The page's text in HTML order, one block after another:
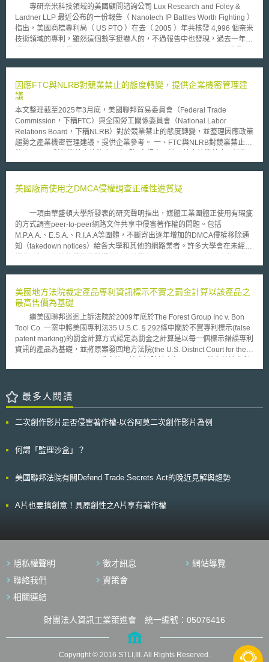
專研奈米科技領域的美國顧問諮詢公司 Lux Research and Foley &
Lardner LLP 最近公布的一份報告（ Nanotech IP Battles Worth Fighting ）
指出，美國商標專利局（ US PTO ）在去（ 2005 ）年共核發 4,996 個奈米
技術領域的專利，雖然這個數字挺嚇人的，不過報告中也發現，過去一年取
率，少了許多。然報告指出， 取得奈米專利保護的成長趨緩並不表示投入
請案數字其實成長了 52 ％。而 US PTO 奈米專利的核發率成長有限的原
因，主要是因為申請人所主張的保護範圍交疊重複（ overlapping claims
），使 US PTO 審查奈米專利所需的時間，相較於其他技術領域來得更長，
平均而言，目前 US PTO 核發一項奈米專利所需的審查時間竟高達四年。
這項報告總共檢視了 2,738 個專利，涵蓋七類申請領域共計 52,148 個
權利範圍的主張。報告總結，在電子領域中有關 carbon nanotube 及
quantum dot 之專利申請案，多數為脆弱的專利主張，有面臨法律訴訟的高
場潛力極大，故報告建議投入於專利搜尋或佈局之檢視，乃必要之成本。此
用也極具發展潛力，並預期奈米電線（ Nanowires ）於電 子領域之應用將
在奈米技術市場。所謂的 patent trolls 是指企業寧願花錢收購專利並透過授
權收取權利金，也不願意自行投入研發的一種決策模式，此類企業通常是不
負責實際商品交易的控股公司。
因應FTC與NLRB對競業禁止的態度轉變，提供企業機密管理建
議
本文整理截至2025年3月底，美國聯邦貿易委員會（Federal Trade
Commission，下稱FTC）與全國勞工關係委員會（National Labor
Relations Board，下稱NLRB）對於競業禁止的態度轉變，並整理因應政策
趨勢之產業機密管理建議，提供企業參考。 一、FTC與NLRB對競業禁止的
「針對不合理的競業禁止進行個案調查」 （1）由Lina Khan（前FTC主
本的規定（以下稱「最終規定」）。最終規定要求大部分情況下，禁止企業
Tree Services, LLC v. FTC案，賓州法院於2024年7月同意FTC有權禁止其
認為屬於不公平競爭的行為（競業禁止）；而在另外兩案結果則相反，在
Properties of the Villages, Inc. v. FTC案，佛州法院於2024年8月認定訴訟
原告（房地產開發商）不受FTC最終規定的影響；而Ryan LLC v. FTC案，
2024年7月德州法院更以FTC之立法範圍逾越其職權為由，於全國範圍認定
進展為，由Andrew Ferguson（現任FTC主席）主導的FTC，於2025年3月
（appeal in abeyance for 120 days）」。動議均已獲法院批准。 （2）此
外，FTC現任主席於2025年2月26日宣布成立「聯合勞動力工作小組（Joint
Labor Task Force）」，並發布備忘錄說明FTC將繼續關注反競爭行為，例
如：公司與員工間的競業禁止契約、公司間互不招攬（人才）契約等。
即，可見FTC態度由「原則上禁止簽訂競業禁止契約」，轉為「依個案起訴
其認為不合理的競業禁止契約」。 2. NLRB對競業禁止的態度：由「針對要
求員工簽訂競業禁止的個案進行調查」轉為「將競業禁止行為排除調查範
圍」 （1）NLRB為獨立的聯邦政府機構，由主任檢查官負責調查、起訴勞
拘束力的GC 25-01備忘錄，其依循自己在2023年5月所發布的GC 23–08備
忘錄中強調「過於寬泛的競業禁止契約，限制員工流動性，違反《國家勞工
pay）條款』侵害員工依NLRA所享有的權利」。並說明Jennifer Abruzzo欲
條款的雇主」。 （2）現任的NLRB代理主任檢察官William B. Cowen於
的備忘錄，採取撤銷、撤銷後有待進一步提供指導等作法，其中包含「撤銷
理建議 綜上，可得出競業禁止契約仍為FTC納管的範圍，本文彙整產業的建
議，提供企業應及早採取的機密管理作法： 1. 針對政策面 應制定政策定義
等。 （2）宣導企業的機密管理政策。 （3）提醒離職員工對企業的保密義
務。 資策會科法所創意智財中心於2023年發布之「營業秘密保護管理規
範」已涵蓋前述管理作法，我國企業如欲落實系統化的營業秘密管理作法，
可以參考此規範。 本文為資策會科法所創智中心完成之著作，非經同意或
同步刊登於TIPS網站（https://www.tips.org.tw）
美國廠商使用之DMCA侵權調查正確性遭質疑
一項由華盛頓大學所發表的研究聲明指出，媒體工業團體正使用有瑕疵
的方式調查peer-to-peer網路文件共享中侵害著作權的問題。包括
M.P.A.A.、E.S.A.、R.I.A.A等團體，不斷寄出逐年增加的DMCA侵權移除通
知（takedown notices）給各大學和其他的網路業者。許多大學會在未經查
侵權報告並將之寫入財務報告中。 但在2008年6月5日由華盛頓大學的
之。研究指出，這些團體在指控檔案分享者的調查過程中有嚴重的瑕疵，可
能使對方遭受不當的侵權指控，甚至可能來自其他網路使用者的陷害。在
2007年5月及8月的兩次實驗中，研究員利用網路監控軟體監控他們的網路
流量，實驗結果顯示即使網路監控軟體並未下載任何檔案，卻仍然接收到了
超過400次的侵權警告信。 該研究結果顯示執法單位的調查過程中只查
詢了網路分享軟體使用者的I.P.位址，卻未真正查明使用者正在下載或是上
傳的實際檔案為何，在這種薄弱的搜查技巧跟技術方式之下任何使用網路文
美國地方法院裁定產品專利資訊標示不實之罰金計算以該產品之
最高售價為基礎
繼美國聯邦巡迴上訴法院於2009年底於The Forest Group Inc v. Bon
Tool Co. 一案中將美國專利法35 U.S.C. § 292條中關於不實專利標示(false
patent marking)的罰金計算方式認定為罰金之計算是以每一個標示錯誤專利
資訊的產品為基礎，並將原案發回地方法院(the U.S. District Court for the
法第292條具懲罰性之本質，針對標示錯誤或標示無效專利號之產品之罰金
計算。 於此案中，The Forest Group產品之售價介於美金 $103至
$180元間，法院因而裁定處以The Forest Group每一標示錯誤專利資訊產
之最高售價之罰金，The Forest Group所需賠償之罰金將超過其藉由販售該
他地方法院於處理類似案件之判定產生引響，尤其對那些將錯誤專利資訊標
量提升，至今已累積約140案。另，聯邦巡迴上訴法院亦剛於6月10日於
關之爭議做出解釋，後續效應直得企業持續關注。
最多人閱讀
二次創作影片是否侵害著作權-以谷阿莫二次創作影片為例
何謂「監理沙盒」？
美國聯邦法院有關Defend Trade Secrets Act的晚近見解與趨勢
A片也要搞創意！具原創性之A片享有著作權
隱私權聲明 徵才訊息
網站導覽
聯絡我們
資策會
相關連結
財團法人資訊工業策進會 統一編號：05076416
Copyright © 2016 STLI,III. All Rights Reserved.